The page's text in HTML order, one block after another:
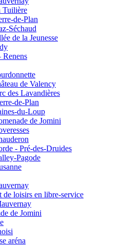
Tuilière
de-Plan
Séchaud
de la Jeunesse
Renens
de Valency
des Lavandières
de-Plan
du-Loup
de Jomini
- Pré-des-Druides
Pagode
de loisirs en libre-service
de Jomini
aréna